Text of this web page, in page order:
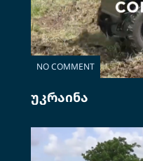
NO COMMENT
უკრაინა